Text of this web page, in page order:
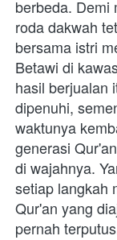
berbeda. Demi
roda dakwah
bersama istri
Betawi di
hasil berjualan
dipenuhi,
waktunya
generasi
di wajahnya.
setiap langkah
Qur'an yang
pernah